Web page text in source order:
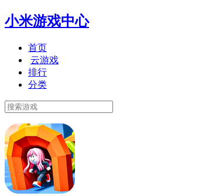
小米游戏中心
首页
云游戏
排行
分类